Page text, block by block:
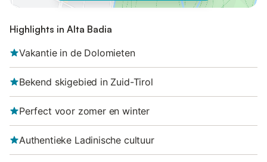
Highlights in Alta Badia
Vakantie in de Dolomieten
Bekend skigebied in Zuid-Tirol
Perfect voor zomer en winter
Authentieke Ladinische cultuur